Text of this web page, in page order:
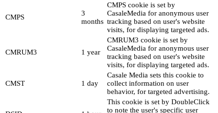
CMPS
3
months
CMPS cookie is set by
CasaleMedia for anonymous user
tracking based on user's website
visits, for displaying targeted ads.
CMRUM3 1 year
CMRUM3 cookie is set by
CasaleMedia for anonymous user
tracking based on user's website
visits, for displaying targeted ads.
CMST 1 day
Casale Media sets this cookie to
collect information on user
behavior, for targeted advertising.
This cookie is set by DoubleClick
to note the user's specific user